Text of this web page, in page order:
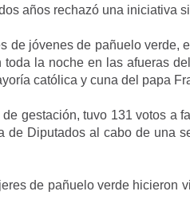
años rechazó una iniciativa
de jóvenes de pañuelo verde,
la noche en las afueras
católica y cuna del papa
gestación, tuvo 131 votos a
de Diputados al cabo de una
de pañuelo verde hicieron